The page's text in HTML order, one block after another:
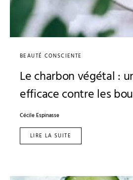
BEAUTÉ CONSCIENTE
Le charbon végétal :
efficace contre les
Cécile Espinasse
LIRE LA SUITE